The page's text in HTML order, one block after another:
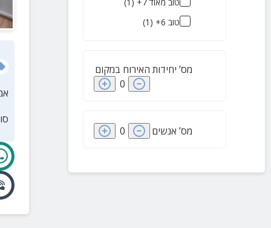
טוב 6+
(
1
)
מס’ יחידות האירוח במקום
0
מס’ אנשים 0